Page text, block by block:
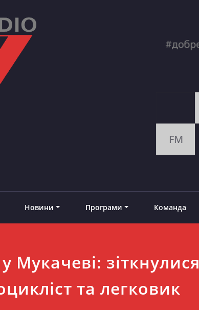
FM
Новини Програми Команда
Мукачеві: зіткнулися
та легковик